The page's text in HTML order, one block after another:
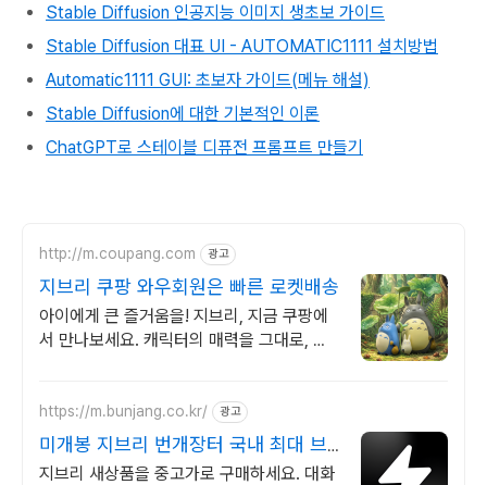
Stable Diffusion 인공지능 이미지 생초보 가이드
Stable Diffusion 대표 UI - AUTOMATIC1111 설치방법
Automatic1111 GUI: 초보자 가이드(메뉴 해설)
Stable Diffusion에 대한 기본적인 이론
ChatGPT로 스테이블 디퓨전 프롬프트 만들기
http://m.coupang.com 광고
지브리 쿠팡 와우회원은 빠른 로켓배송
아이에게 큰 즐거움을! 지브리, 지금 쿠팡에
서 만나보세요. 캐릭터의 매력을 그대로, 와
https://m.bunjang.co.kr/ 광고
미개봉 지브리 번개장터 국내 최대 브
랜드 중고거래
지브리 새상품을 중고가로 구매하세요. 대화